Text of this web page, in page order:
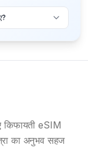
eSIM
का अनुभव सहज